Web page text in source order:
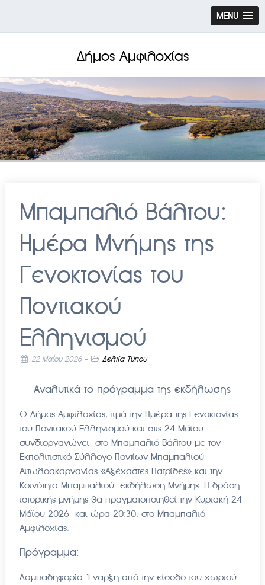
MENU
Δήμος Αμφιλοχίας
Μπαμπαλιό Βάλτου:
Ημέρα Μνήμης της
Γενοκτονίας του
Ποντιακού
Ελληνισμού
22 Μαΐου 2026- Δελτία Τύπου
Αναλυτικά το πρόγραμμα της εκδήλωσης
Ο Δήμος Αμφιλοχίας, τιμά την Ημέρα της Γενοκτονίας
του Ποντιακού Ελληνισμού και στις 24 Μάϊου
συνδιοργανώνει στο Μπαμπαλιό Βάλτου με τον
Εκπολιτιστικό Σύλλογο Ποντίων Μπαμπαλιού
Αιτωλοακαρνανίας «Αξέχαστες Πατρίδες» και την
Κοινότητα Μπαμπαλιού εκδήλωση Μνήμης. Η δράση
ιστορικής μνήμης θα πραγματοποιηθεί την Κυριακή 24
Μάϊου 2026 και ώρα 20:30, στο Μπαμπαλιό
Αμφιλοχίας.
Πρόγραμμα:
Λαμπαδηφορία: Έναρξη από την είσοδο του χωριού